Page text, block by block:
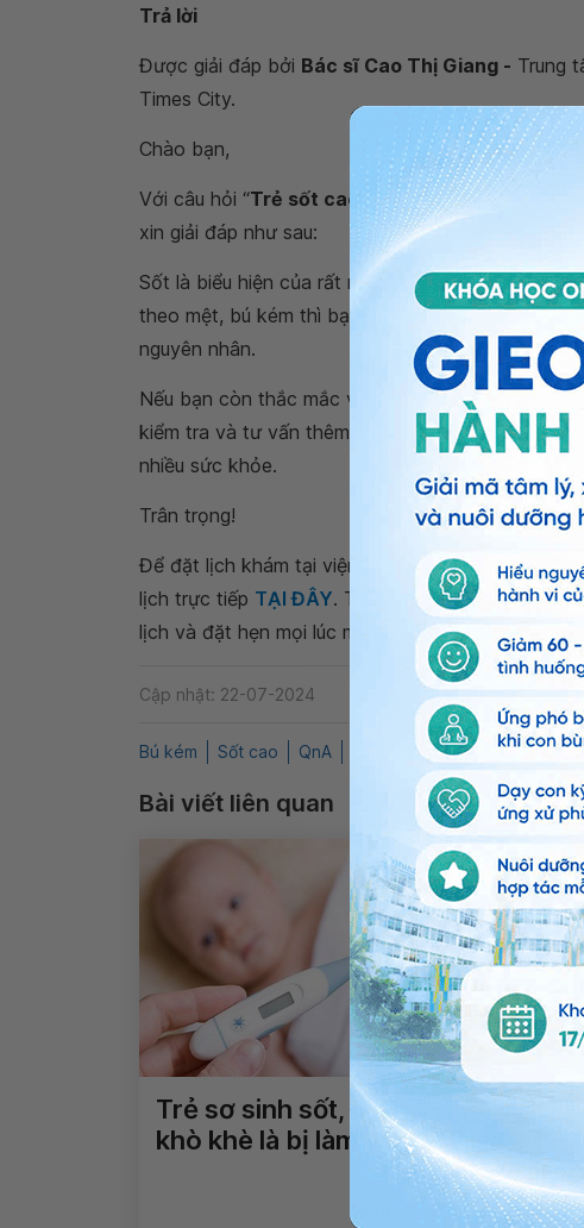
Trả lời
Được giải đáp bởi Bác sĩ Cao Thị Giang - Trung
Times City.
Chào bạn,
Với câu hỏi “Trẻ sốt cao, bú kém, đã uống
xin giải đáp như sau:
Sốt là biểu hiện của rất nhiều tình trạng bệnh lý.
theo mệt, bú kém thì bạn nên đưa bé đến các cơ
nguyên nhân.
Nếu bạn còn thắc mắc về trẻ sốt cao , bạn có
kiểm tra và tư vấn thêm. Cảm ơn bạn đã tin
nhiều sức khỏe.
Trân trọng!
Để đặt lịch khám tại viện, Quý khách vui lòng
lịch trực tiếp TẠI ĐÂY. Tải và đặt lịch khám tự
lịch và đặt hẹn mọi lúc mọi nơi ngay trên ứng dụng.
Cập nhật: 22-07-2024
Bú kém Sốt cao QnA Viêm họng Nhi Trẻ em
Bài viết liên quan
Trẻ sơ sinh sốt, ngạt mũi, đờm
khò khè là bị làm sao?